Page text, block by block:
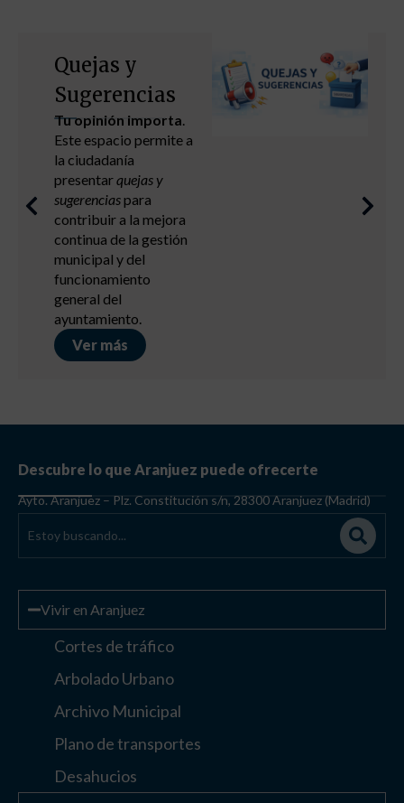
Capacitación
digital
Cursos formativos
Mejora tus
capacidades.
Ver más
Descubre lo que Aranjuez puede ofrecerte
Ayto. Aranjuez – Plz. Constitución s/n, 28300 Aranjuez (Madrid)
Arbolado Urbano
Desahucios
Enlaces de interés
de Aranjuez